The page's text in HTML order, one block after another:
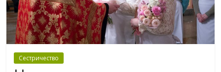
Сестричество